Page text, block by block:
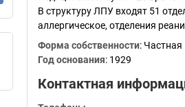
В структуру ЛПУ входят 51
аллергическое, отделения
Форма собственности: Частная
Год основания: 1929
Контактная